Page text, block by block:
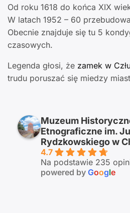
Od roku 1618 do końca XIX
W latach 1952 – 60
Obecnie znajduje się tu 5
czasowych.
Legenda głosi, że zamek w
trudu poruszać się miedzy
Muzeum
Etnograficzne im.
Rydzkowskiego w
4.7
Na podstawie 235
powered by Google
12 miesięcy temu
Pamiętam dobrze jak
tedy na koniu w styczniu
była sroga, ale Kasztanka